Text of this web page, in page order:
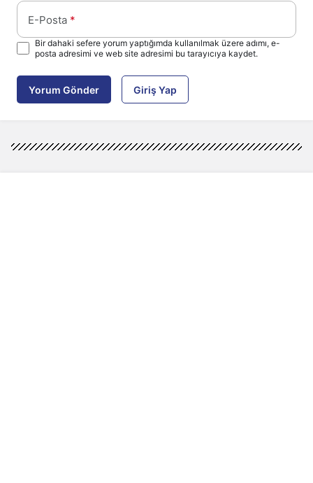
E-Posta *
Bir dahaki sefere yorum yaptığımda kullanılmak üzere adımı, e-
posta adresimi ve web site adresimi bu tarayıcıya kaydet.
Yorum Gönder Giriş Yap